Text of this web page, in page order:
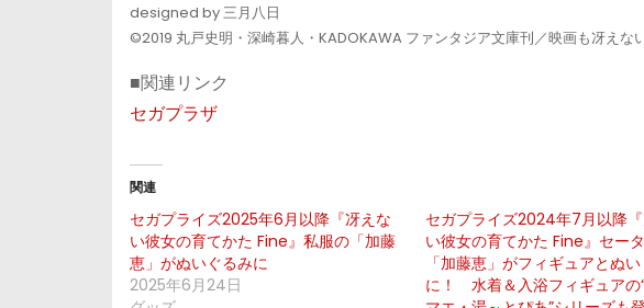
designed by 三月八日
©2019 丸戸史明・深崎暮人・KADOKAWA ファンタジア文庫刊／映画も冴えな
■関連リンク
セガプラザ
関連
セガプライズ2025年6月以降『冴えな
い彼女の育てかた Fine』私服の「加藤
恵」がぬいぐるみに
2025年6月24日
セガプライズ2024年7月以降
い彼女の育てかた Fine』セー
「加藤恵」がフィギュアとぬ
に！ 水着＆入浴フィギュアの